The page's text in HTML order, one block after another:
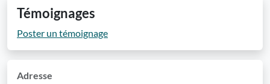
Témoignages
Poster un témoignage
Adresse